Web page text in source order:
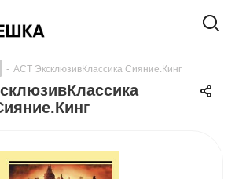
- АСТ ЭксклюзивКлассика Сияние.Кинг